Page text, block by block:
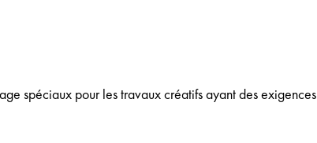
spéciaux pour les travaux créatifs ayant des exigences